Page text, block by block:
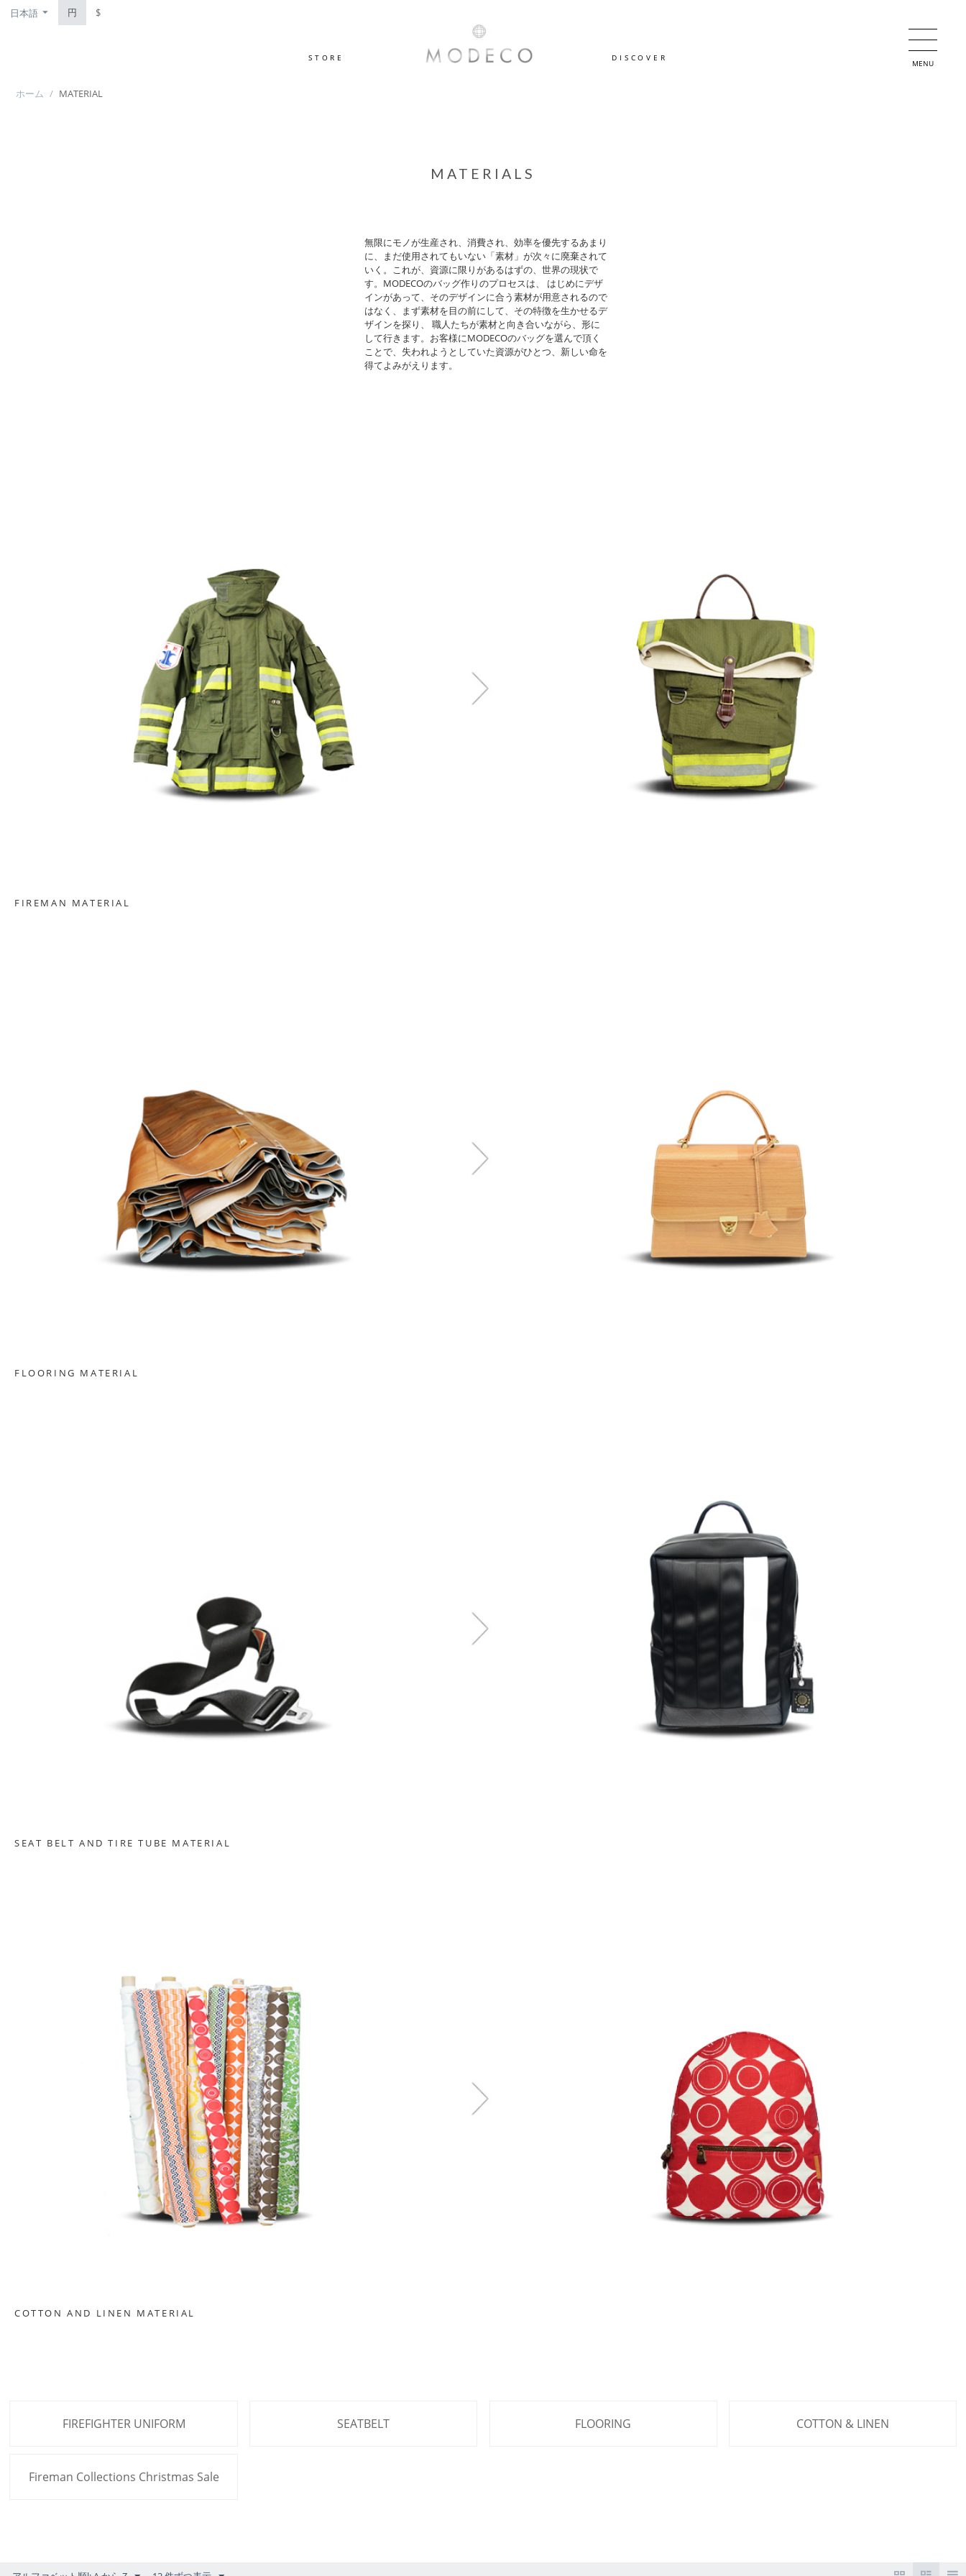
日本語 円 $
STORE DISCOVER
ホーム / MATERIAL
MATERIALS
無限にモノが生産され、消費され、効率を優先するあまり
に、まだ使用されてもいない「素材」が次々に廃棄されて
いく。これが、資源に限りがあるはずの、世界の現状で
す。MODECOのバッグ作りのプロセスは、 はじめにデザ
インがあって、そのデザインに合う素材が用意されるので
はなく、まず素材を目の前にして、その特徴を生かせるデ
ザインを探り、 職人たちが素材と向き合いながら、形に
して行きます。お客様にMODECOのバッグを選んで頂く
ことで、失われようとしていた資源がひとつ、新しい命を
得てよみがえります。
FIREMAN MATERIAL
FLOORING MATERIAL
SEAT BELT AND TIRE TUBE MATERIAL
COTTON AND LINEN MATERIAL
FIREFIGHTER UNIFORM SEATBELT FLOORING COTTON & LINEN
Fireman Collections Christmas Sale
MENU